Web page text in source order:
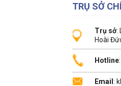
TRỤ SỞ
Trụ sở:
Hoài
Hotline
Email :